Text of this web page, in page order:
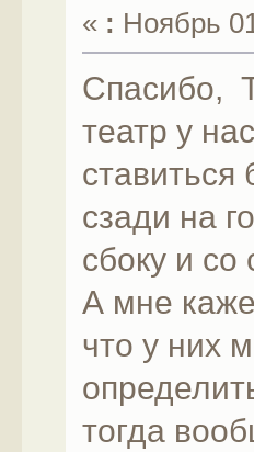
« : Ноябрь
Спасибо,
театр у
сзади на
сбоку и
А мне
что у них
тогда